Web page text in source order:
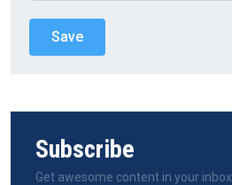
Subscribe
Get awesome content in your inbox.